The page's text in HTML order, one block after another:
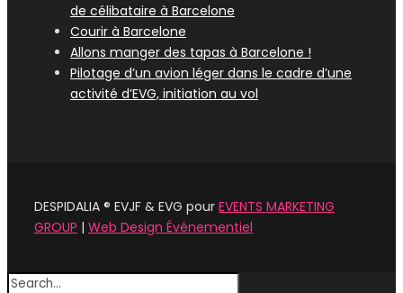
de célibataire à Barcelone
Courir à Barcelone
Allons manger des tapas à Barcelone !
Pilotage d’un avion léger dans le cadre d’une
activité d’EVG, initiation au vol
DESPIDALIA ® EVJF & EVG pour EVENTS MARKETING
GROUP | Web Design Événementiel